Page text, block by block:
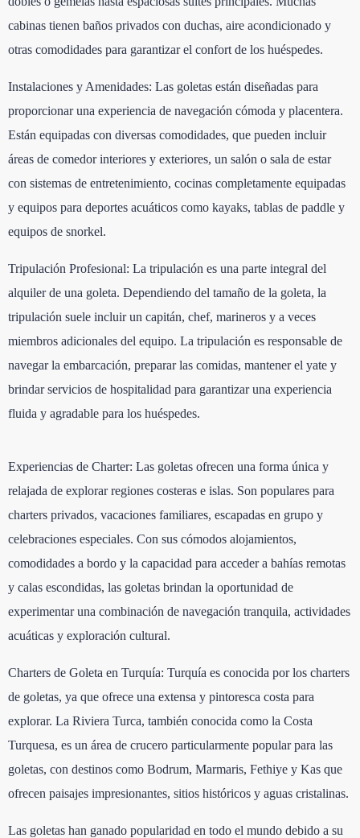
cabinas tienen baños privados con duchas, aire acondicionado y
otras comodidades para garantizar el confort de los huéspedes.
Instalaciones y Amenidades: Las goletas están diseñadas para
proporcionar una experiencia de navegación cómoda y placentera.
Están equipadas con diversas comodidades, que pueden incluir
áreas de comedor interiores y exteriores, un salón o sala de estar
con sistemas de entretenimiento, cocinas completamente equipadas
y equipos para deportes acuáticos como kayaks, tablas de paddle y
equipos de snorkel.
Tripulación Profesional: La tripulación es una parte integral del
alquiler de una goleta. Dependiendo del tamaño de la goleta, la
tripulación suele incluir un capitán, chef, marineros y a veces
miembros adicionales del equipo. La tripulación es responsable de
navegar la embarcación, preparar las comidas, mantener el yate y
brindar servicios de hospitalidad para garantizar una experiencia
fluida y agradable para los huéspedes.
Experiencias de Charter: Las goletas ofrecen una forma única y
relajada de explorar regiones costeras e islas. Son populares para
charters privados, vacaciones familiares, escapadas en grupo y
celebraciones especiales. Con sus cómodos alojamientos,
comodidades a bordo y la capacidad para acceder a bahías remotas
y calas escondidas, las goletas brindan la oportunidad de
experimentar una combinación de navegación tranquila, actividades
acuáticas y exploración cultural.
Charters de Goleta en Turquía: Turquía es conocida por los charters
de goletas, ya que ofrece una extensa y pintoresca costa para
explorar. La Riviera Turca, también conocida como la Costa
Turquesa, es un área de crucero particularmente popular para las
goletas, con destinos como Bodrum, Marmaris, Fethiye y Kas que
ofrecen paisajes impresionantes, sitios históricos y aguas cristalinas.
Las goletas han ganado popularidad en todo el mundo debido a su